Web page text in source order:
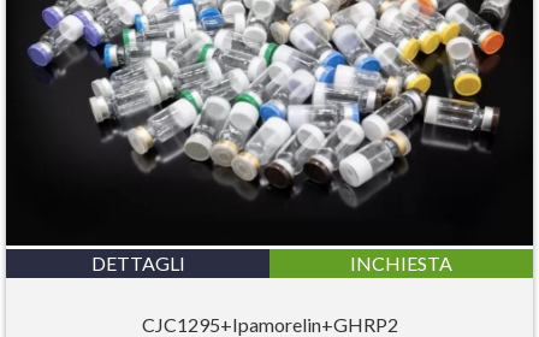
DETTAGLI INCHIESTA
CJC1295+Ipamorelin+GHRP2